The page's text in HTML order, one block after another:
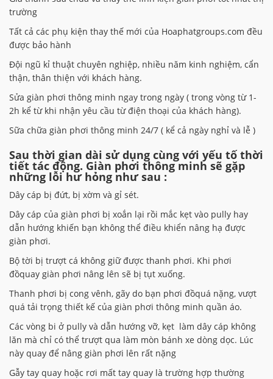
trường
Tất cả các phụ kiện thay thế mới của Hoaphatgroups.com đều
được bảo hành
Đội ngũ kỉ thuật chuyên nghiệp, nhiều năm kinh nghiệm, cẩn
thận, thân thiện với khách hàng.
Sửa giàn phơi thông minh ngay trong ngày ( trong vòng từ 1-
2h kể từ khi nhận yêu cầu từ điện thoại của khách hàng).
Sữa chữa giàn phơi thông minh 24/7 ( kể cả ngày nghỉ và lễ )
Sau thời gian dài sử dụng cùng với yếu tố thời
tiết tác động. Giàn phơi thông minh sẽ gặp
những lỗi hư hỏng như sau :
Dây cáp bị đứt, bị xờm và gỉ sét.
Dây cáp của giàn phơi bị xoắn lại rồi mắc kẹt vào pully hay
dẫn hướng khiến bạn không thể điều khiển nâng hạ được
giàn phơi.
Bộ tời bị trượt cá không giữ được thanh phơi. Khi phơi
đồquay giàn phơi nâng lên sẽ bị tụt xuống.
Thanh phơi bị cong vênh, gãy do bạn phơi đồquá nặng, vượt
quá tải trọng thiết kế của giàn phơi thông minh quần áo.
Các vòng bi ở pully và dẫn hướng vỡ, kẹt làm dây cáp không
lăn mà chỉ có thể trượt qua làm mòn bánh xe dòng dọc. Lúc
này quay để nâng giàn phơi lên rất nặng
Gẫy tay quay hoặc rơi mất tay quay là trường hợp thường